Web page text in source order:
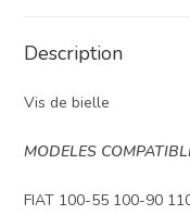
Description
Vis de bielle
MODELES
FIAT 100-55 100-90